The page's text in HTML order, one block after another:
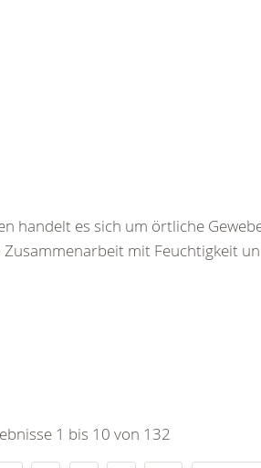
handelt es sich um örtliche
mit Feuchtigkeit
1 bis 10 von 132